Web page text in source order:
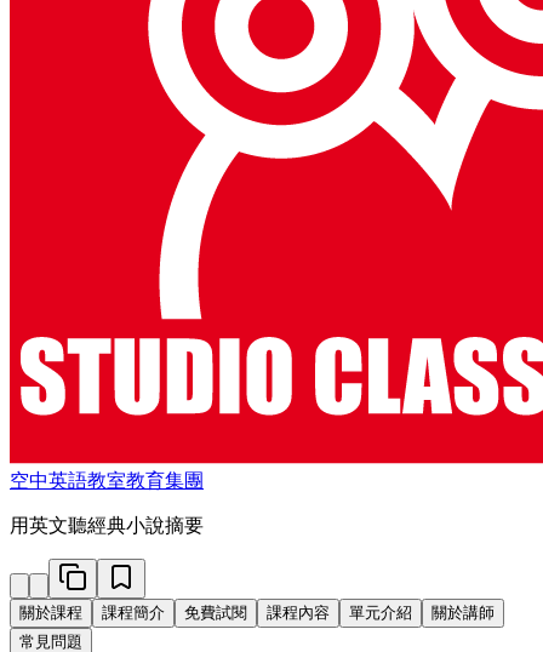
空中英語教室教育集團
用英文聽經典小說摘要
關於課程 課程簡介 免費試閱 課程內容 單元介紹
關於講師
常見問題